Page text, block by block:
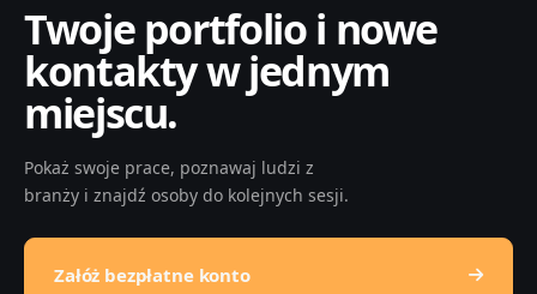
Twoje portfolio i nowe
kontakty w jednym
miejscu.
Pokaż swoje prace, poznawaj ludzi z
branży i znajdź osoby do kolejnych sesji.
Załóż bezpłatne konto